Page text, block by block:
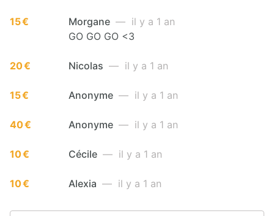
15 € Morgane — il y a 1 an
GO GO GO <3
20 € Nicolas — il y a 1 an
15 € Anonyme — il y a 1 an
40 € Anonyme — il y a 1 an
10 € Cécile — il y a 1 an
10 € Alexia — il y a 1 an